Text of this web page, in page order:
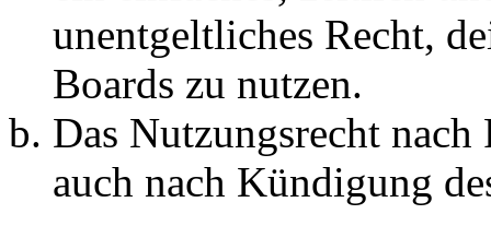
unentgeltliches Recht,
Boards zu nutzen.
Das Nutzungsrecht
auch nach Kündigung